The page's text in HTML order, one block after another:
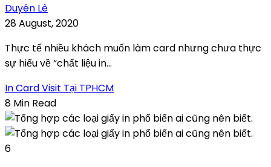
Duyên Lê
28 August, 2020
Thực tế nhiều khách muốn làm card nhưng chưa thực
sự hiểu về “chất liệu in...
In Card Visit Tại TPHCM
8 Min Read
6